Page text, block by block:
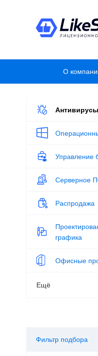
О
Антивирусы
Управление
Серверное
Распродажа
графика
Офисные
Ещё
Фильтр подбора